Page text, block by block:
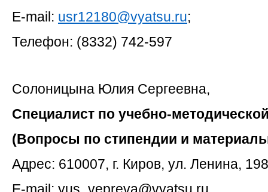
E-mail: usr12180@vyatsu.ru;
Телефон: (8332) 742-597
Солоницына Юлия Сергеевна,
Специалист по учебно-
(Вопросы по стипендии и
Адрес: 610007, г. Киров, ул. Ленина,